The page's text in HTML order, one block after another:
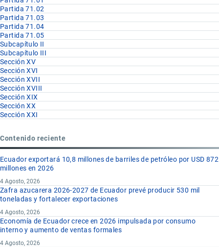
Partida 71.02
Partida 71.03
Partida 71.04
Partida 71.05
Subcapítulo II
Subcapítulo III
Sección XV
Sección XVI
Sección XVII
Sección XVIII
Sección XIX
Sección XX
Sección XXI
Contenido reciente
Ecuador exportará 10,8 millones de barriles de petróleo por USD 872
millones en 2026
4 Agosto, 2026
Zafra azucarera 2026-2027 de Ecuador prevé producir 530 mil
toneladas y fortalecer exportaciones
4 Agosto, 2026
Economía de Ecuador crece en 2026 impulsada por consumo
interno y aumento de ventas formales
4 Agosto, 2026